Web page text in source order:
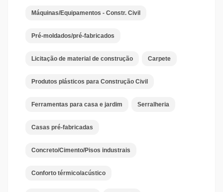
Máquinas/Equipamentos - Constr. Civil
Pré-moldados/pré-fabricados
Licitação de material de construção Carpete
Produtos plásticos para Construção Civil
Ferramentas para casa e jardim Serralheria
Casas pré-fabricadas
Concreto/Cimento/Pisos industrais
Conforto térmico/acústico